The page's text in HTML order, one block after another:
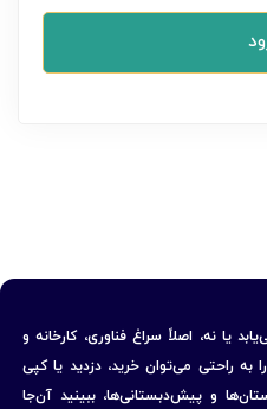
یا نه، اصلاً سراغ فناوری، کارخانه و
به راحتی می‌توان خرید، دزدید یا کپی
و پیش‌دبستانی‌ها، ببینید آن‌جا